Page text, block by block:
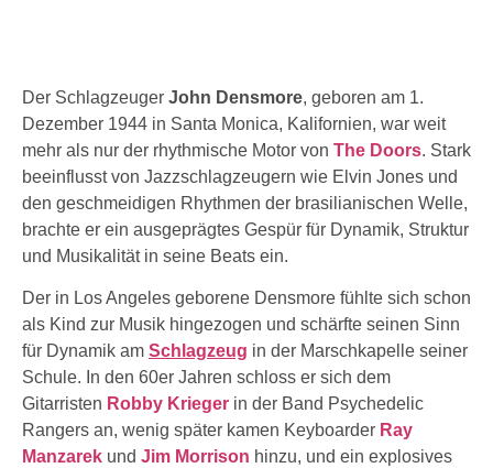
Der Schlagzeuger John Densmore, geboren am 1.
Dezember 1944 in Santa Monica, Kalifornien, war weit
mehr als nur der rhythmische Motor von The Doors. Stark
beeinflusst von Jazzschlagzeugern wie Elvin Jones und
den geschmeidigen Rhythmen der brasilianischen Welle,
brachte er ein ausgeprägtes Gespür für Dynamik, Struktur
und Musikalität in seine Beats ein.
Der in Los Angeles geborene Densmore fühlte sich schon
als Kind zur Musik hingezogen und schärfte seinen Sinn
für Dynamik am Schlagzeug in der Marschkapelle seiner
Schule. In den 60er Jahren schloss er sich dem
Gitarristen Robby Krieger in der Band Psychedelic
Rangers an, wenig später kamen Keyboarder Ray
Manzarek und Jim Morrison hinzu, und ein explosives